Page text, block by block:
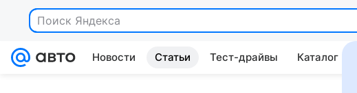
Новости Статьи Тест-драйвы Каталог